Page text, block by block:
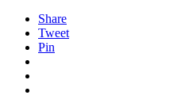
Share
Tweet
Pin